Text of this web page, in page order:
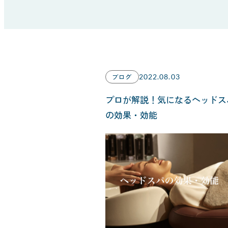
ブログ 2022.08.03
プロが解説！気になるヘッド
の効果・効能